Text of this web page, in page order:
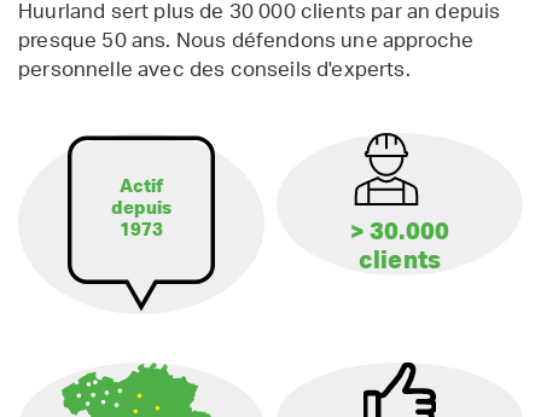
Huurland sert plus de 30 000 clients par an depuis
presque 50 ans. Nous défendons une approche
personnelle avec des conseils d'experts.
Actif
depuis
1973
> 30.000
clients